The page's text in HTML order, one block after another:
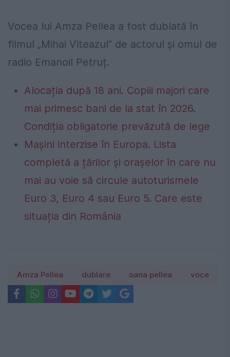
Vocea lui Amza Pellea a fost dublată în
filmul „Mihai Viteazul” de actorul și omul de
radio Emanoil Petruț.
Alocația după 18 ani. Copiii majori care
mai primesc bani de la stat în 2026.
Condiția obligatorie prevăzută de lege
Mașini interzise în Europa. Lista
completă a țărilor și orașelor în care nu
mai au voie să circule autoturismele
Euro 3, Euro 4 sau Euro 5. Care este
situația din România
Amza Pellea dublare oana pellea voce